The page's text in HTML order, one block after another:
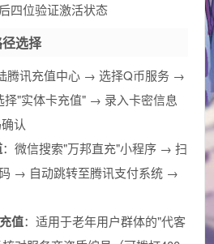
四位验证激活状态
选择
腾讯充值中心 → 选择Q币服务 →
"实体卡充值" → 录入卡密信息
认
：微信搜索"万邦直充"小程序 → 扫
→ 自动跳转至腾讯支付系统 →
值：适用于老年用户群体的"代客